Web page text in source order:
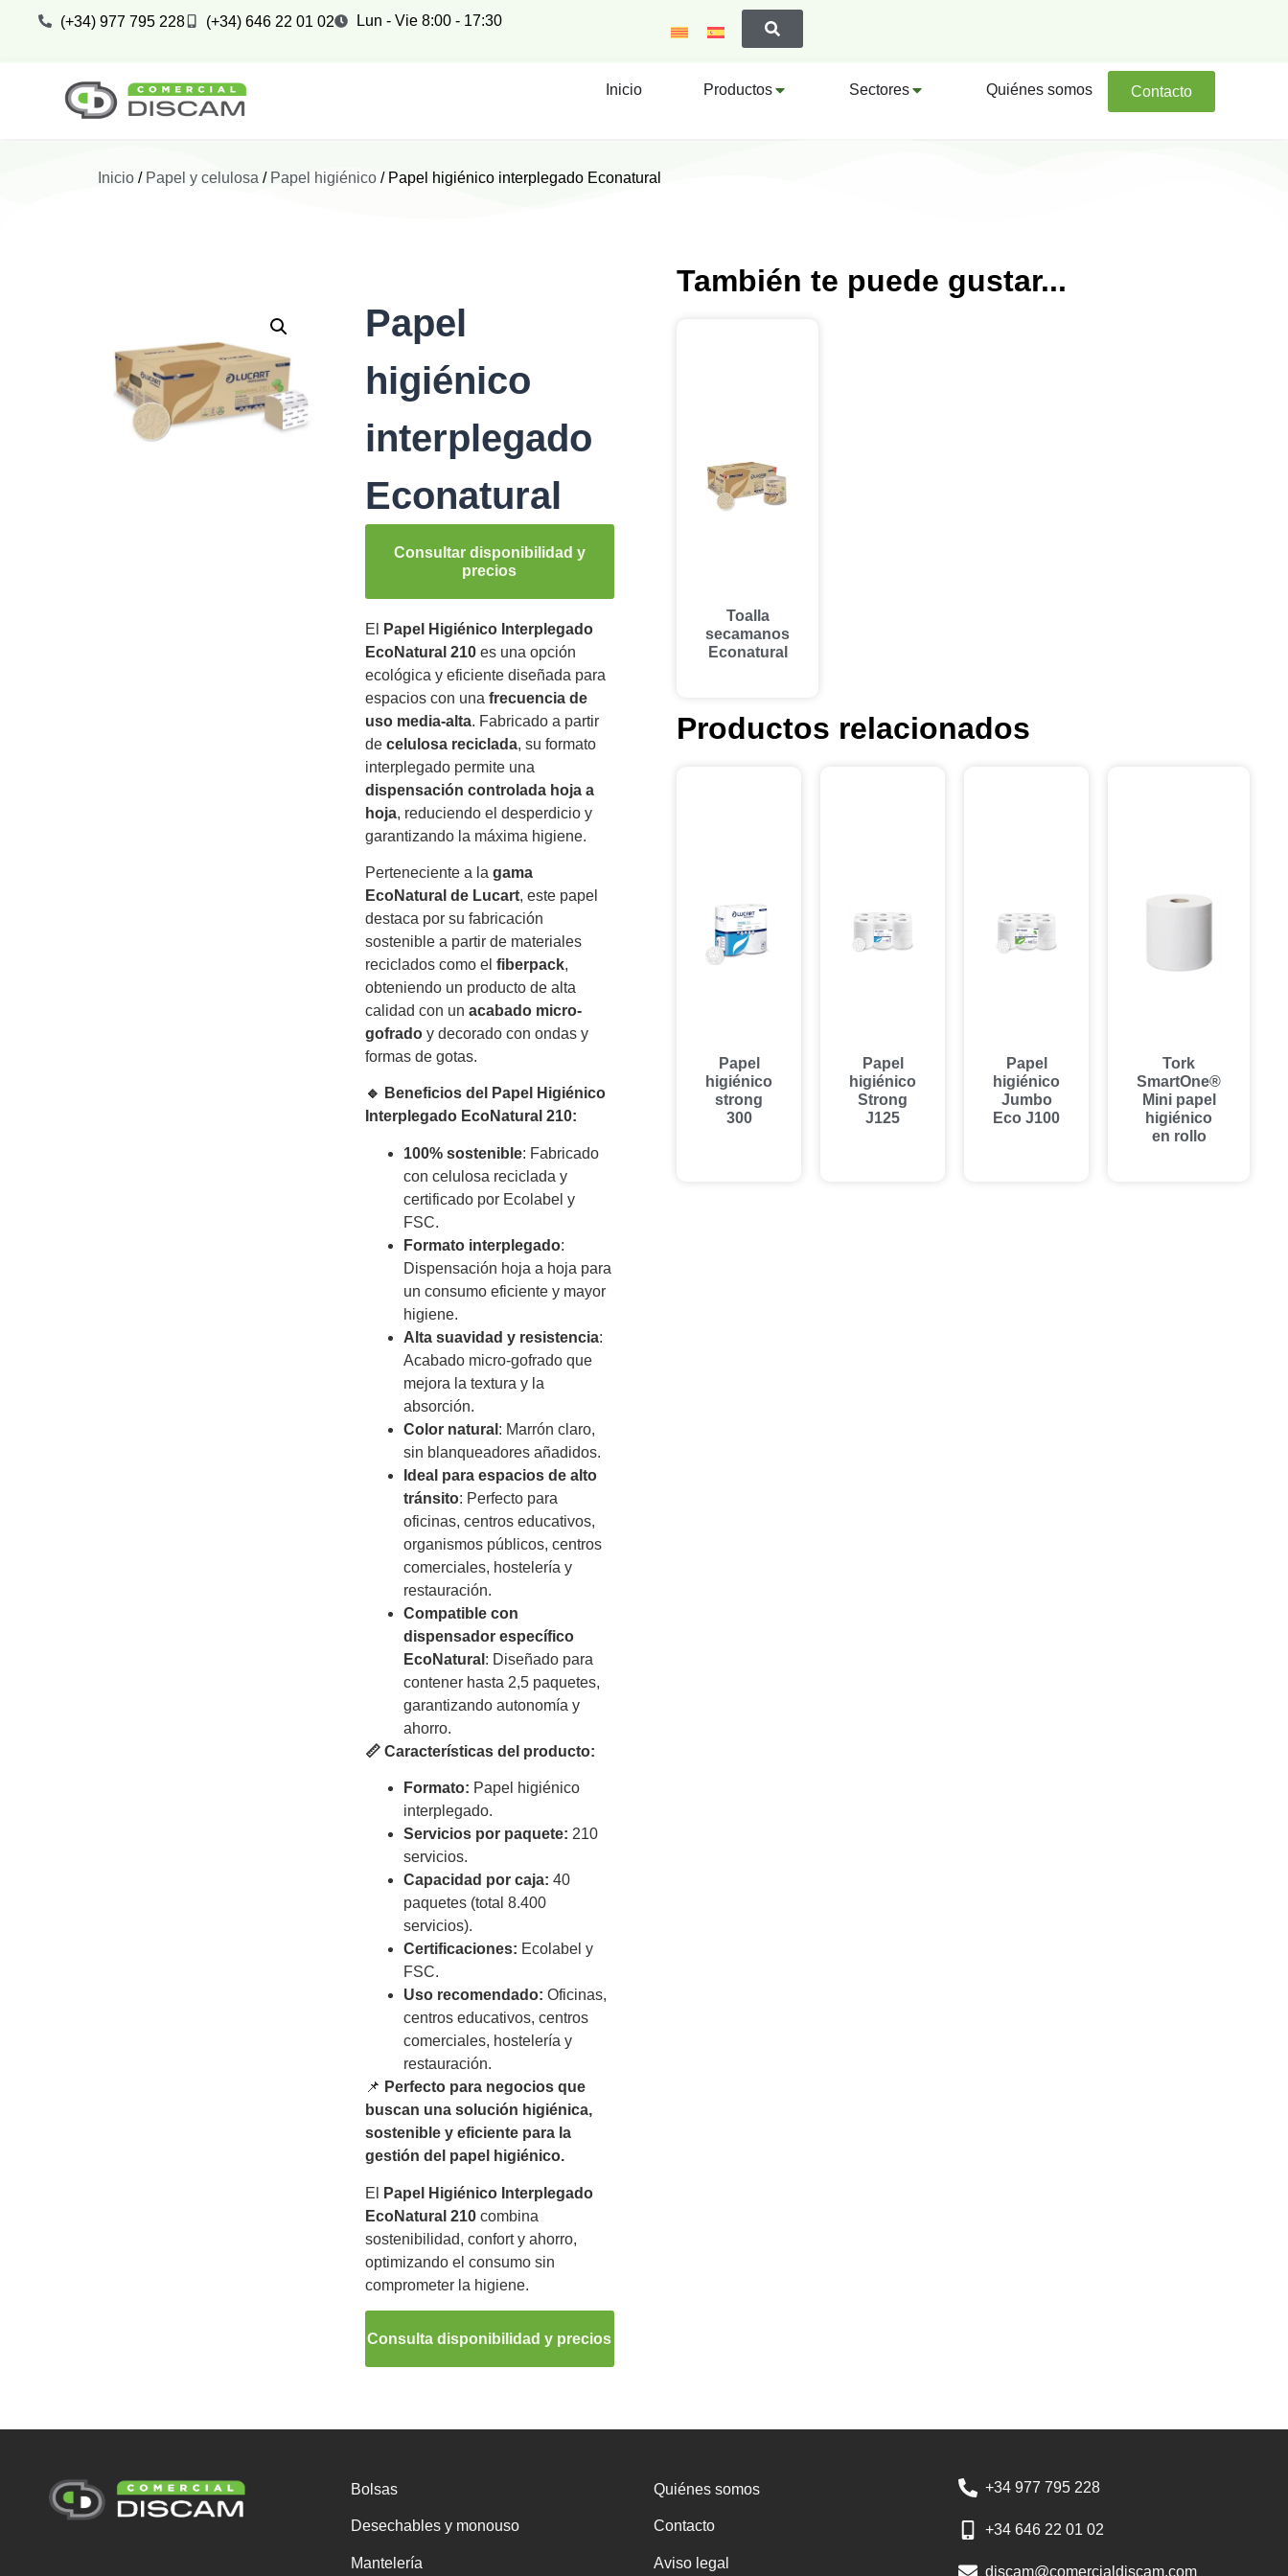
(+34) 977 795 228 (+34) 646 22 01 02 Lun - Vie 8:00 - 17:30
Inicio Productos Sectores Quiénes somos Contacto
Inicio / Papel y celulosa / Papel higiénico / Papel higiénico interplegado Econatural
Papel
higiénico
interplegado
Econatural
Consultar disponibilidad y
precios
El
Papel Higiénico Interplegado
EcoNatural 210es una opción
ecológica y eficiente diseñada para
espacios con una frecuencia de
uso media-alta. Fabricado a partir
de celulosa reciclada, su formato
interplegado permite una
dispensación controlada hoja a
hoja, reduciendo el desperdicio y
garantizando la máxima higiene.
Perteneciente a la gama
EcoNatural de Lucart, este papel
destaca por su fabricación
sostenible a partir de materiales
reciclados como el fiberpack,
obteniendo un producto de alta
calidad con un acabado micro-
gofradoy decorado con ondas y
formas de gotas.
🔹 Beneficios del Papel Higiénico
Interplegado EcoNatural 210:
100% sostenible: Fabricado
con celulosa reciclada y
certificado por Ecolabel y
FSC.
Formato interplegado:
Dispensación hoja a hoja para
un consumo eficiente y mayor
higiene.
Alta suavidad y resistencia:
Acabado micro-gofrado que
mejora la textura y la
absorción.
Color natural : Marrón claro,
sin blanqueadores añadidos.
Ideal para espacios de alto
tránsito: Perfecto para
oficinas, centros educativos,
organismos públicos, centros
comerciales, hostelería y
restauración.
Compatible con
dispensador específico
EcoNatural : Diseñado para
contener hasta 2,5 paquetes,
garantizando autonomía y
ahorro.
📏 Características del producto:
Formato: Papel higiénico
interplegado.
Servicios por paquete: 210
servicios.
Capacidad por caja: 40
paquetes (total 8.400
servicios).
Certificaciones: Ecolabel y
FSC.
Uso recomendado: Oficinas,
centros educativos, centros
comerciales, hostelería y
restauración.
📌 Perfecto para negocios que
buscan una solución higiénica,
sostenible y eficiente para la
gestión del papel higiénico.
El
Papel Higiénico Interplegado
EcoNatural 210combina
sostenibilidad, confort y ahorro,
optimizando el consumo sin
comprometer la higiene.
Consulta disponibilidad y precios
También te puede gustar...
Toalla
secamanos
Econatural
Productos relacionados
Papel
higiénico
strong
300
Papel
higiénico
Strong
J125
Papel
higiénico
Jumbo
Eco J100
Tork
SmartOne®
Mini papel
higiénico
en rollo
Bolsas
Desechables y monouso
Mantelería
Quiénes somos
Contacto
Aviso legal
+34 977 795 228
+34 646 22 01 02
discam@comercialdiscam.com